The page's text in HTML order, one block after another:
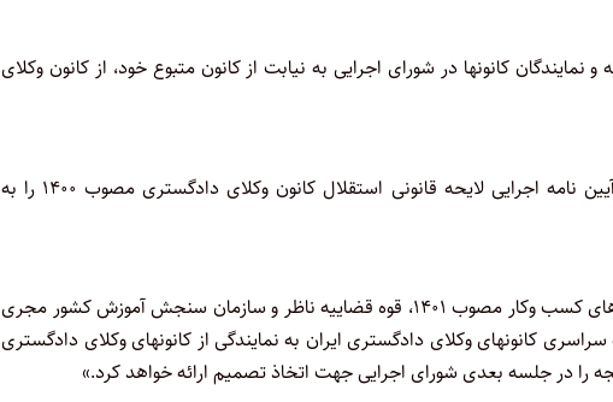
کانونها در شورای اجرایی به نیابت از کانون متبوع خود، از کانون وکلای
جناب آقای ابراهیم کیانی هرچگانی آخرین وضعیت اصلاحات آیین نامه اجرایی لایحه قانونی استقلال کانون وکلای دادگستری مصوب ۱۴۰۰ را به
مصوبه: «باتوجه به اینکه برپایه قانون تسهیل صدور برخی مجوزهای کسب وکار مصوب ۱۴۰۱، قوه قضاییه ناظر و سازمان سنجش آموزش کشور مجری
کانونهای وکلای دادگستری ایران به نمایندگی از کانونهای وکلای دادگستری
را در جلسه بعدی شورای اجرایی جهت اتخاذ تصمیم ارائه خواهد کرد.»